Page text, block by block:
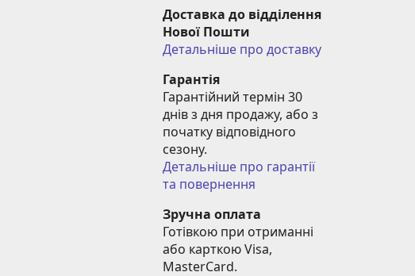
Доставка до відділення
Нової Пошти
Детальніше про доставку
Гарантія
Гарантійний термін 30
днів з дня продажу, або з
початку відповідного
сезону.
Детальніше про гарантії
та повернення
Зручна оплата
Готівкою при отриманні
або карткою Visa,
MasterCard.